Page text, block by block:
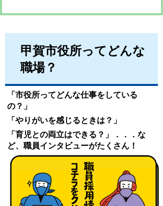
甲賀市役所ってどんな
職場？
「市役所ってどんな仕事をしている
の？」
「やりがいを感じるときは？」
「育児との両立はできる？」．．．な
ど、職員インタビューがたくさん！